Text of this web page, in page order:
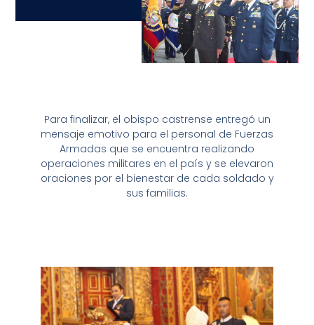
Para finalizar, el obispo castrense entregó un
mensaje emotivo para el personal de Fuerzas
Armadas que se encuentra realizando
operaciones militares en el país y se elevaron
oraciones por el bienestar de cada soldado y
sus familias.